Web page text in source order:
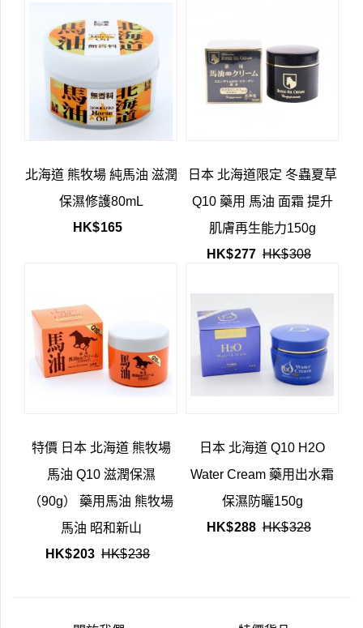
北海道 熊牧場 純馬油 滋潤
保濕修護80mL
HK$165
日本 北海道限定 冬蟲夏草
Q10 藥用 馬油 面霜 提升
肌膚再生能力150g
HK$277 HK$308
特價 日本 北海道 熊牧場
馬油 Q10 滋潤保濕
（90g） 藥用馬油 熊牧場
馬油 昭和新山
HK$203 HK$238
日本 北海道 Q10 H2O
Water Cream 藥用出水霜
保濕防曬150g
HK$288 HK$328